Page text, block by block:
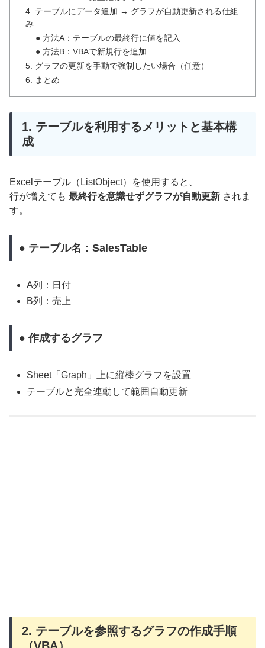
4. テーブルにデータ追加 → グラフが自動更新される仕組
み
● 方法A：テーブルの最終行に値を記入
● 方法B：VBAで新規行を追加
5. グラフの更新を手動で強制したい場合（任意）
6. まとめ
1. テーブルを利用するメリットと基本構
成
Excelテーブル（ListObject）を使用すると、
行が増えても 最終行を意識せずグラフが自動更新 されま
す。
● テーブル名：SalesTable
A列：日付
B列：売上
● 作成するグラフ
Sheet「Graph」上に縦棒グラフを設置
テーブルと完全連動して範囲自動更新
2. テーブルを参照するグラフの作成手順